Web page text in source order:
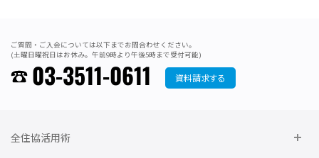
ご質問・ご入会については以下までお問合わせください。
(土曜日曜祝日はお休み。午前9時より午後5時まで受付可能)
03-3511-0611 資料請求する
全住協活用術